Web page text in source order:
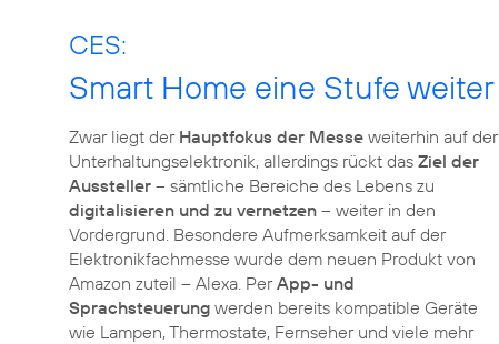
CES:
Smart Home eine Stufe weiter
Zwar liegt der Hauptfokus der Messe weiterhin auf der
Unterhaltungselektronik, allerdings rückt das Ziel der
Aussteller – sämtliche Bereiche des Lebens zu
digitalisieren und zu vernetzen – weiter in den
Vordergrund. Besondere Aufmerksamkeit auf der
Elektronikfachmesse wurde dem neuen Produkt von
Amazon zuteil – Alexa. PerApp- und
Sprachsteuerung werden bereits kompatible Geräte
wie Lampen, Thermostate, Fernseher und viele mehr